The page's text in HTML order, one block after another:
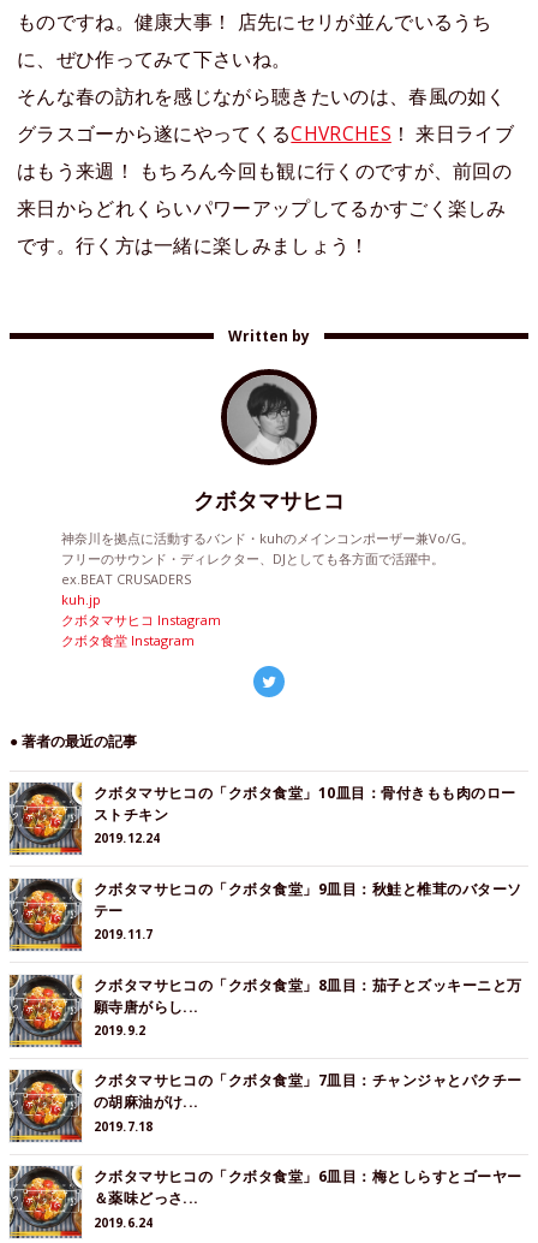
ものですね。健康大事！ 店先にセリが並んでいるうち
に、ぜひ作ってみて下さいね。
そんな春の訪れを感じながら聴きたいのは、春風の如く
グラスゴーから遂にやってくるCHVRCHES ！ 来日ライブ
はもう来週！ もちろん今回も観に行くのですが、前回の
来日からどれくらいパワーアップしてるかすごく楽しみ
です。行く方は一緒に楽しみましょう！
Written by
クボタマサヒコ
神奈川を拠点に活動するバンド・kuhのメインコンポーザー兼Vo/G。
フリーのサウンド・ディレクター、DJとしても各方面で活躍中。
ex.BEAT CRUSADERS
kuh.jp
クボタマサヒコ Instagram
クボタ食堂 Instagram
● 著者の最近の記事
クボタマサヒコの「クボタ食堂」10皿目：骨付きもも肉のロー
ストチキン
2019.12.24
クボタマサヒコの「クボタ食堂」9皿目：秋鮭と椎茸のバターソ
テー
2019.11.7
クボタマサヒコの「クボタ食堂」8皿目：茄子とズッキーニと万
願寺唐がらし...
2019.9.2
クボタマサヒコの「クボタ食堂」7皿目：チャンジャとパクチー
の胡麻油がけ...
2019.7.18
クボタマサヒコの「クボタ食堂」6皿目：梅としらすとゴーヤー
＆薬味どっさ...
2019.6.24